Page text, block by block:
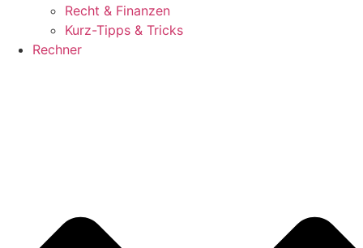
Recht & Finanzen
Kurz-Tipps & Tricks
Rechner